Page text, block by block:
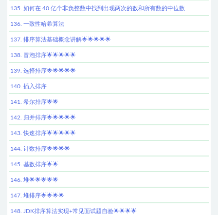
135. 如何在 40 亿个非负整数中找到出现两次的数和所有数的中位数
136. 一致性哈希算法
137. 排序算法基础概念讲解🌟🌟🌟🌟🌟
138. 冒泡排序🌟🌟🌟🌟🌟
139. 选择排序🌟🌟🌟🌟🌟
140. 插入排序
141. 希尔排序🌟🌟
142. 归并排序🌟🌟🌟🌟🌟
143. 快速排序🌟🌟🌟🌟🌟
144. 计数排序🌟🌟🌟🌟
145. 基数排序🌟🌟
146. 堆🌟🌟🌟🌟🌟
147. 堆排序🌟🌟🌟🌟
148. JDK排序算法实现+常见面试题自验🌟🌟🌟🌟